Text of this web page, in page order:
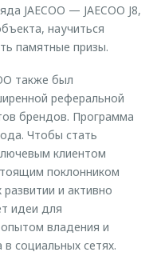
JAECOO — JAECOO J8,
научиться
памятные призы.
также был
реферальной
брендов. Программа
Чтобы стать
клиентом
поклонником
и активно
идеи для
владения и
социальных сетях.